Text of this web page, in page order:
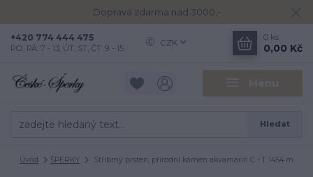
Doprava zdarma nad 3000,-
Menu
CZK
Hledat
+420 774 444 475
PO, PÁ: 7 - 13, ÚT, ST, ČT: 9 - 15
0 ks
0,00 Kč
Úvod ŠPERKY Stříbrný prsten, přírodní kámen akvamarin C - T 1454 m